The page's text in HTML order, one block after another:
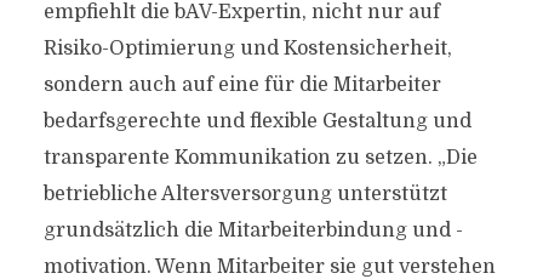
empfiehlt die bAV-Expertin, nicht nur auf
Risiko-Optimierung und Kostensicherheit,
sondern auch auf eine für die Mitarbeiter
bedarfsgerechte und flexible Gestaltung und
transparente Kommunikation zu setzen. „Die
betriebliche Altersversorgung unterstützt
grundsätzlich die Mitarbeiterbindung und -
motivation. Wenn Mitarbeiter sie gut verstehen